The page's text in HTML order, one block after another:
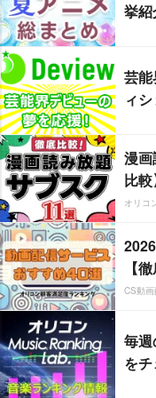
挙紹
芸
ィ
漫
比較
オリコ
【
CS動
毎
をチ